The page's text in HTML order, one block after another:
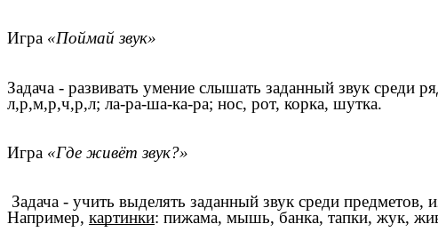
Игра «Поймай звук»
Задача - развивать умение слышать заданный звук среди
л,р,м,р,ч,р,л; ла-ра-ша-ка-ра; нос, рот, корка, шутка.
Игра «Где живёт звук?»
Задача - учить выделять заданный звук среди
Например, картинки: пижама, мышь, банка, тапки, жук,